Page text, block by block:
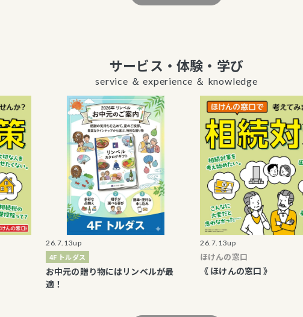
サービス・体験・学び
service ＆ experience ＆ knowledge
26.7.13up
4F トルダス
お中元の贈り物にはリンベルが最
26.7.13up
ほけんの窓口
《 ほけんの窓口 》